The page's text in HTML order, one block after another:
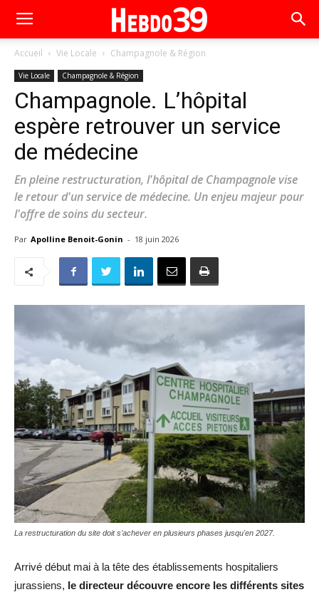
Accueil Vie Locale Champagnole & Région
Vie Locale Champagnole & Région
Champagnole. L’hôpital
espère retrouver un service
de médecine
En pleine restructuration, l'hôpital de Champagnole vise
le retour d'un service de médecine. Un enjeu majeur pour
l'offre de soins du secteur.
Par Apolline Benoit-Gonin - 18 juin 2026
La restructuration du site doit s'achever en plusieurs phases jusqu'en 2027.
Arrivé début mai à la tête des établissements hospitaliers
jurassiens, le directeur découvre encore les différents sites